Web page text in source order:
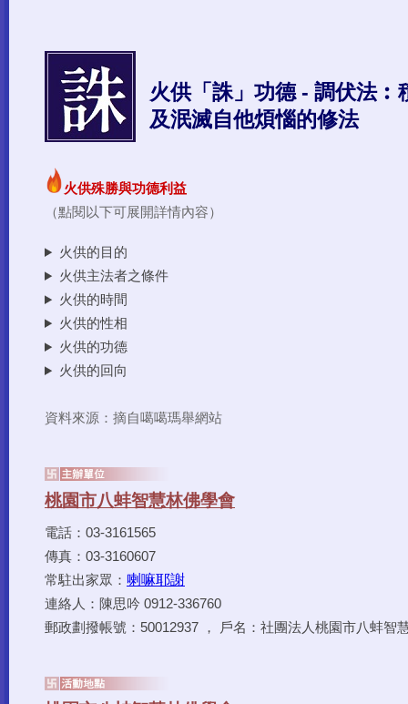
火供殊勝與功德利益
（點閱以下可展開詳情內容）
火供的目的
火供主法者之條件
火供的時間
火供的性相
火供的功德
火供的回向
資料來源：摘自噶噶瑪舉網站
電話：03-3161565
傳真：03-3160607
常駐出家眾： 喇嘛耶謝
連絡人：陳思吟 0912-336760
郵政劃撥帳號：50012937 ， 戶名：社團法人桃園市八蚌智